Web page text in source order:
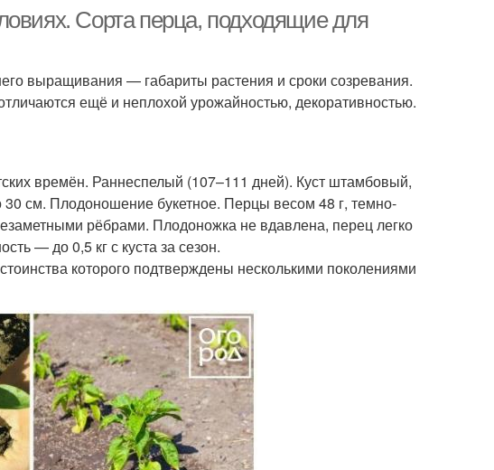
Сорта перца, подходящие для
выращивания — габариты растения и сроки созревания.
ещё и неплохой урожайностью, декоративностью.
времён. Раннеспелый (107–111 дней). Куст штамбовый,
см. Плодоношение букетное. Перцы весом 48 г, темно-
рёбрами. Плодоножка не вдавлена, перец легко
— до 0,5 кг с куста за сезон.
которого подтверждены несколькими поколениями